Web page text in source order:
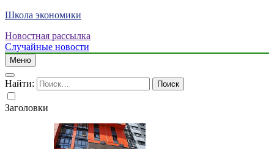
Школа экономики
Новостная рассылка
Случайные новости
Меню
Найти:
Заголовки